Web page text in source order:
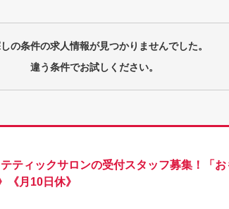
の条件の求人情報が見つかりませんでした。
違う条件でお試しください。
ティックサロンの受付スタッフ募集！「
月10日休》